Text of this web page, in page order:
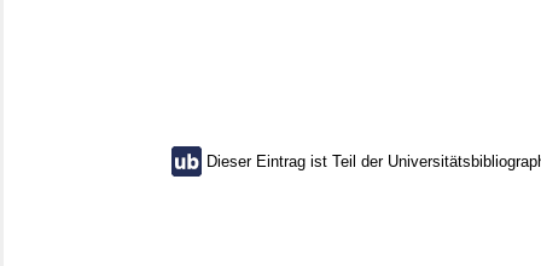
Dieser Eintrag ist Teil der